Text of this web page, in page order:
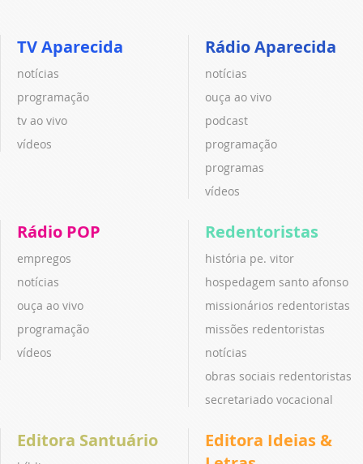
TV Aparecida
notícias
programação
tv ao vivo
vídeos
Rádio Aparecida
notícias
ouça ao vivo
podcast
programação
programas
vídeos
Rádio POP
empregos
notícias
ouça ao vivo
programação
vídeos
Redentoristas
história pe. vitor
hospedagem santo afonso
missionários redentoristas
missões redentoristas
notícias
obras sociais redentoristas
secretariado vocacional
Editora Santuário
Editora Ideias &